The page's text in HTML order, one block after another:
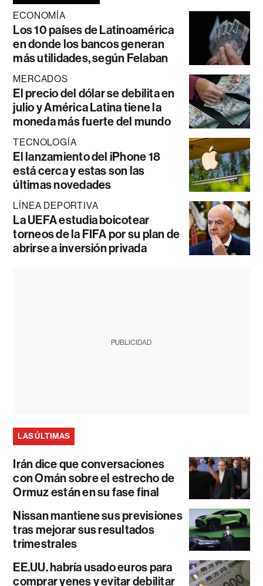
ECONOMÍA
Los 10 países de Latinoamérica
en donde los bancos generan
más utilidades, según Felaban
MERCADOS
El precio del dólar se debilita en
julio y América Latina tiene la
moneda más fuerte del mundo
TECNOLOGÍA
El lanzamiento del iPhone 18
está cerca y estas son las
últimas novedades
LÍNEA DEPORTIVA
La UEFA estudia boicotear
torneos de la FIFA por su plan de
abrirse a inversión privada
PUBLICIDAD
LAS ÚLTIMAS
Irán dice que conversaciones
con Omán sobre el estrecho de
Ormuz están en su fase final
Nissan mantiene sus previsiones
tras mejorar sus resultados
trimestrales
EE.UU. habría usado euros para
comprar yenes y evitar debilitar